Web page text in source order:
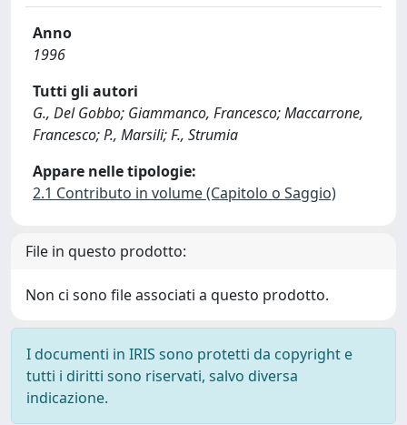
Anno
1996
Tutti gli autori
G., Del Gobbo; Giammanco, Francesco; Maccarrone,
Francesco; P., Marsili; F., Strumia
Appare nelle tipologie:
2.1 Contributo in volume (Capitolo o Saggio)
File in questo prodotto:
Non ci sono file associati a questo prodotto.
I documenti in IRIS sono protetti da copyright e
tutti i diritti sono riservati, salvo diversa
indicazione.